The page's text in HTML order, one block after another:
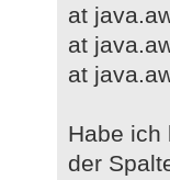
at
at
at
Habe ich
der